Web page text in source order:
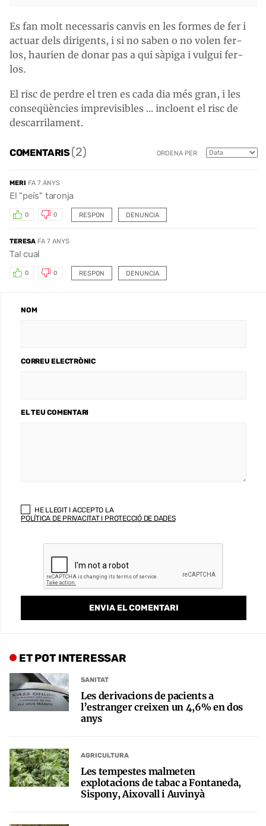
Es fan molt necessaris canvis en les formes de fer i
actuar dels dirigents, i si no saben o no volen fer-
los, haurien de donar pas a qui sàpiga i vulgui fer-
los.
El risc de perdre el tren es cada dia més gran, i les
conseqüències imprevisibles ... incloent el risc de
descarrilament.
COMENTARIS(2) ORDENA PER
MERI FA 7 ANYS
El "peís" taronja
RESPON
0 0 DENUNCIA
TERESA FA 7 ANYS
Tal cual
RESPON
0 0 DENUNCIA
NOM
CORREU ELECTRÒNIC
EL TEU COMENTARI
HE LLEGIT I ACCEPTO LA
POLÍTICA DE PRIVACITAT I PROTECCIÓ DE DADES
ET POT INTERESSAR
SANITAT
Les derivacions de pacients a
l’estranger creixen un 4,6% en dos
anys
AGRICULTURA
Les tempestes malmeten
explotacions de tabac a Fontaneda,
Sispony, Aixovall i Auvinyà